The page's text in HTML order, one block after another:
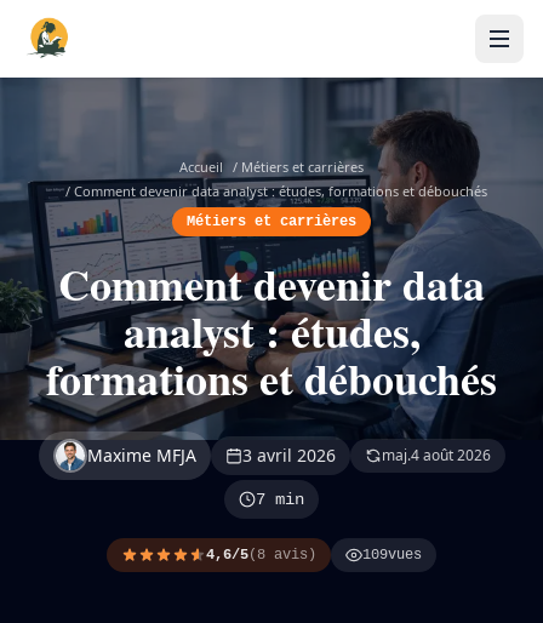
Accueil / Métiers et carrières
/ Comment devenir data analyst : études, formations et débouchés
Métiers et carrières
Comment devenir data
analyst : études,
formations et débouchés
Maxime MFJA 3 avril 2026 maj.4 août 2026
7 min
4,6/5(8 avis) 109vues